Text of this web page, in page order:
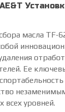
масла TF-
Ее
всех уровней.